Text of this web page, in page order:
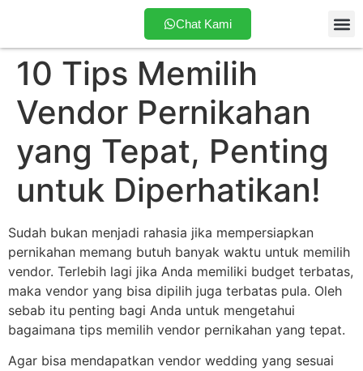
Chat Kami
10 Tips Memilih
Vendor Pernikahan
yang Tepat, Penting
untuk Diperhatikan!
Sudah bukan menjadi rahasia jika mempersiapkan
pernikahan memang butuh banyak waktu untuk memilih
vendor. Terlebih lagi jika Anda memiliki budget terbatas,
maka vendor yang bisa dipilih juga terbatas pula. Oleh
sebab itu penting bagi Anda untuk mengetahui
bagaimana tips memilih vendor pernikahan yang tepat.
Agar bisa mendapatkan vendor wedding yang sesuai